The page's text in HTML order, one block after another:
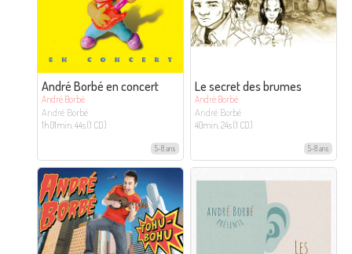
André Borbé en concert
André Borbé
André Borbé
1h 01min. 44s (1 CD)
5-8 ans
Le secret des brumes
André Borbé
André Borbé
40min. 24s (1 CD)
5-8 ans